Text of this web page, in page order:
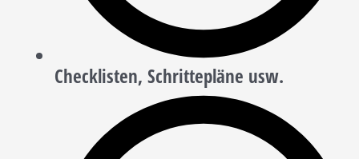
Checklisten, Schrittepläne usw.